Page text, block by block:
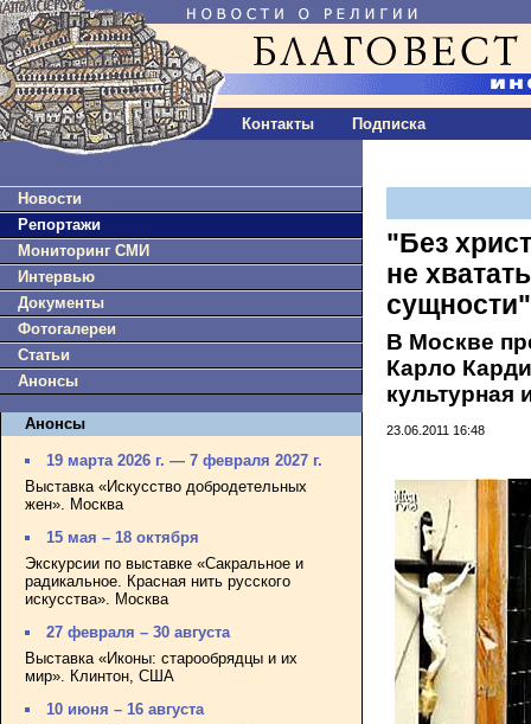
Контакты Подписка
Новости
Репортажи
Мониторинг СМИ
Интервью
Документы
Фотогалереи
Статьи
Анонсы
Анонсы
19 марта 2026 г. — 7 февраля 2027 г.
Выставка «Искусство добродетельных
жен». Москва
15 мая – 18 октября
Экскурсии по выставке «Сакральное и
радикальное. Красная нить русского
искусства». Москва
27 февраля – 30 августа
Выставка «Иконы: старообрядцы и их
мир». Клинтон, США
10 июня – 16 августа
"Без
не
сущности"
В Москве
Карло
культурная
23.06.2011 16:48